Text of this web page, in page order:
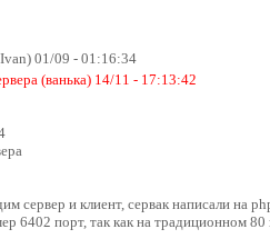
01/09 - 01:16:34
(ванька) 14/11 - 17:13:42
сервер и клиент, сервак написали на
6402 порт, так как на традиционном 80